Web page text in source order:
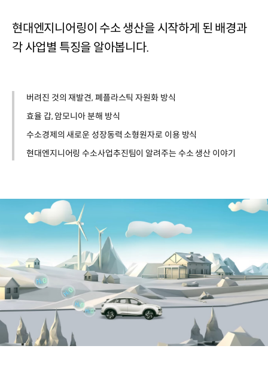
현대엔지니어링이 수소 생산을 시작하게 된 배경과
각 사업별 특징을 알아봅니다.
버려진 것의 재발견, 폐플라스틱 자원화 방식
효율 갑, 암모니아 분해 방식
수소경제의 새로운 성장동력 소형원자로 이용 방식
현대엔지니어링 수소사업추진팀이 알려주는 수소 생산 이야기